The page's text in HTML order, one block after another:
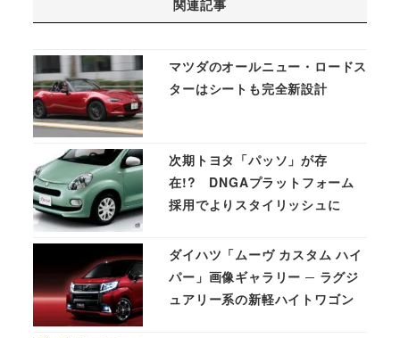
関連記事
マツダのオールニュー・ロードス
ターはシートも完全新設計
次期トヨタ「パッソ」が存
在!? DNGAプラットフォーム
採用でよりスタイリッシュに
ダイハツ「ムーヴ カスタム ハイ
パー」画像ギャラリー ─ ラグジ
ュアリー系の新軽ハイトワゴン